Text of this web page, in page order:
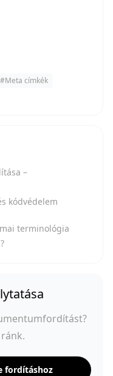
#Meta címkék
–
kódvédelem
terminológia
fordításhoz